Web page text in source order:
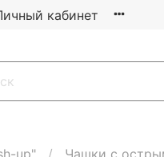
кабинет
up" Чашки с